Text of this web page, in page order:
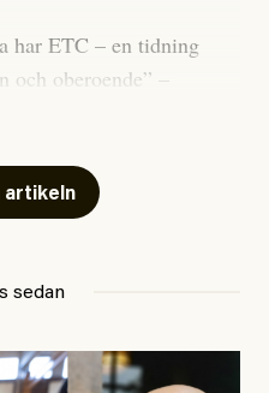
har ETC – en tidning
och oberoende” –
vara en ”röd, grön och
är egentligen bra
. Enligt ingressen
artikeln
sedan